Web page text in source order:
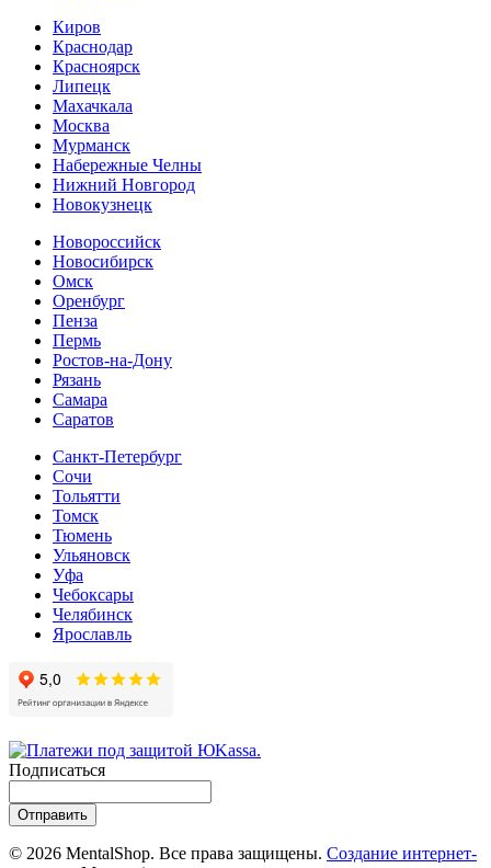
Киров
Краснодар
Красноярск
Липецк
Махачкала
Москва
Мурманск
Набережные Челны
Нижний Новгород
Новокузнецк
Новороссийск
Новосибирск
Омск
Оренбург
Пенза
Пермь
Ростов-на-Дону
Рязань
Самара
Cаратов
Санкт-Петербург
Сочи
Тольятти
Томск
Тюмень
Ульяновск
Уфа
Чебоксары
Челябинск
Ярославль
Подписаться
Отправить
© 2026 MentalShop. Все права защищены. Создание интернет-